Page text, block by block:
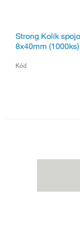
Strong Kolík
8x40mm (1000ks)
Kód